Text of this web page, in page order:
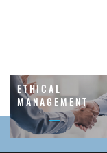
ETHICAL
MANAGEMENT